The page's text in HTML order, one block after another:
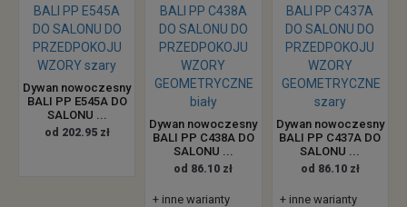
Dywan nowoczesny
BALI PP E545A DO
SALONU ...
od 202.95 zł
Dywan nowoczesny
BALI PP C438A DO
SALONU ...
od 86.10 zł
+ inne warianty
Dywan nowoczesny
BALI PP C437A DO
SALONU ...
od 86.10 zł
+ inne warianty